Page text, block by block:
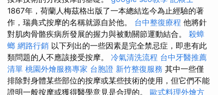
1867年，荷蘭人梅茲格出版了一本總結迄今為止經驗的著
作，瑞典式按摩的名稱就源自於他。 台中整復療程 他將針
對肌肉骨骼疾病所發展的握力與被動關節運動結合。 殺蟑
螂 網路行銷 以下列出的一些因素是完全禁忌症，即患有此
類問題的人不應該接受按摩。 冷氣清洗流程 台中牙醫推薦
清單 桃園外燴服務專家 台胞證 新竹整復服務 其中一些僅
排除對身體某些部位的按摩或某些技術的使用，但它們不能
證明一般按摩或獲得醫學意見是合理的。 歐式料理外燴方